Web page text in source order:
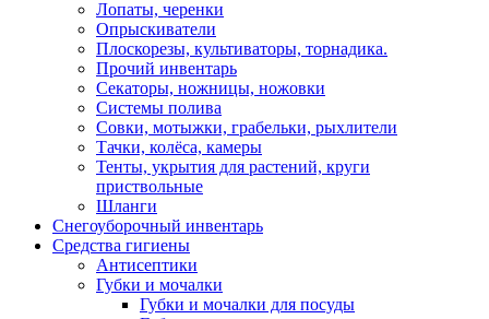
Лопаты, черенки
Опрыскиватели
Плоскорезы, культиваторы, торнадика.
Прочий инвентарь
Секаторы, ножницы, ножовки
Системы полива
Совки, мотыжки, грабельки, рыхлители
Тачки, колёса, камеры
Тенты, укрытия для растений, круги
приствольные
Шланги
Снегоуборочный инвентарь
Средства гигиены
Антисептики
Губки и мочалки
Губки и мочалки для посуды